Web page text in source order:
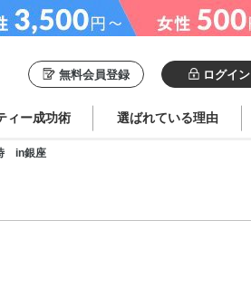
無料会員登録 ログイン
ィー成功術 選ばれている理由
in銀座